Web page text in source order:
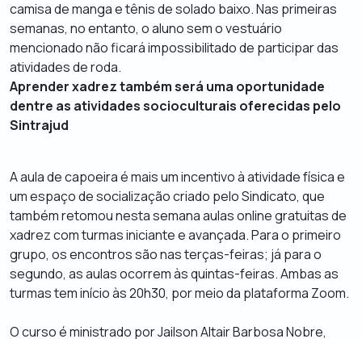
camisa de manga e tênis de solado baixo. Nas primeiras
semanas, no entanto, o aluno sem o vestuário
mencionado não ficará impossibilitado de participar das
atividades de roda.
Aprender xadrez também será uma oportunidade
dentre as atividades socioculturais oferecidas pelo
Sintrajud
A aula de capoeira é mais um incentivo à atividade física e
um espaço de socialização criado pelo Sindicato, que
também retomou nesta semana aulasonlinegratuitas de
xadrez com turmas iniciante e avançada. Para o primeiro
grupo, os encontros sãonas terças-feiras; já para o
segundo, as aulas ocorrem às quintas-feiras. Ambas as
turmas tem início às 20h30, por meio da plataforma Zoom.
O curso é ministrado porJailson Altair Barbosa Nobre,